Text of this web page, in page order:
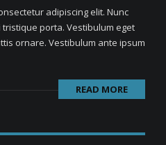
adipiscing elit. Nunc
porta. Vestibulum eget
ornare. Vestibulum ante ipsum
READ MORE